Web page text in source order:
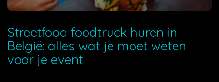
Streetfood foodtruck huren in
België: alles wat je moet weten
voor je event